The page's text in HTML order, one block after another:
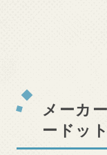
メーカ
ードッ